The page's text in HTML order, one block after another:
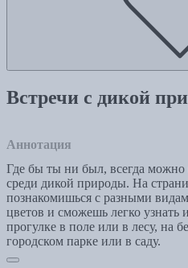
Встречи с дикой
Аннотация
Где бы ты ни был, всегда можно
среди дикой природы. На
познакомишься с разными
цветов и сможешь легко узнать
прогулке в поле или в лесу, на
городском парке или в саду.